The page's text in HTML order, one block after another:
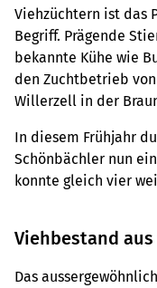
Viehzüchtern ist das
Begriff. Prägende
bekannte Kühe wie
den Zuchtbetrieb
Willerzell in der
In diesem Frühjahr
Schönbächler nun
konnte gleich vier
Viehbestand
Das